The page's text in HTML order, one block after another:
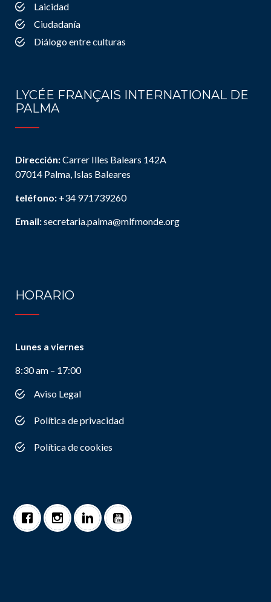
Laicidad
Ciudadanía
Diálogo entre culturas
LYCÉE FRANÇAIS INTERNATIONAL DE
PALMA
Dirección:Carrer Illes Balears 142A
07014 Palma, Islas Baleares
teléfono: +34 971739260
Email:secretaria.palma@mlfmonde.org
HORARIO
Lunes a viernes
8:30 am – 17:00
Aviso Legal
Política de privacidad
Política de cookies